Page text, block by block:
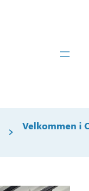
Velkommen i